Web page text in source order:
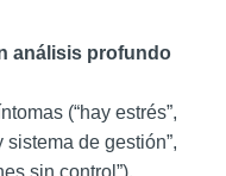
análisis profundo
(“hay estrés”,
sistema de gestión”,
sin control”).